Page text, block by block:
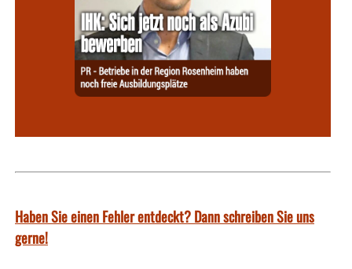
Haben Sie einen Fehler entdeckt? Dann schreiben Sie uns
gerne!